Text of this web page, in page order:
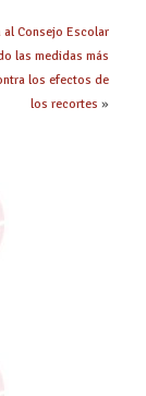
al Consejo Escolar
las medidas más
los efectos de
los recortes »